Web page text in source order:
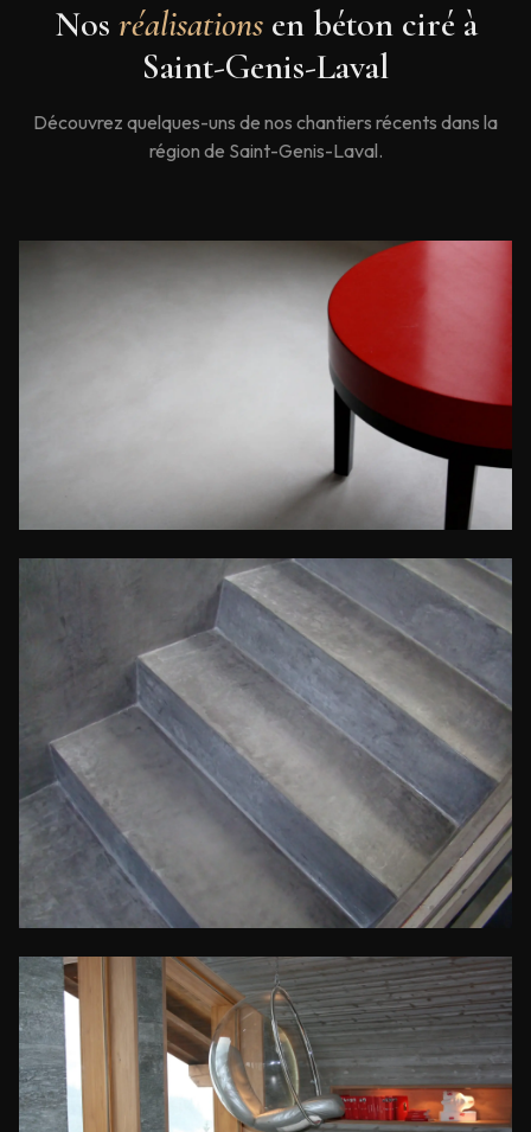
Nos réalisationsen béton ciré à
Saint-Genis-Laval
Découvrez quelques-uns de nos chantiers récents dans la
région de Saint-Genis-Laval.